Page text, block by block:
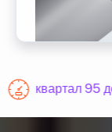
квартал 95